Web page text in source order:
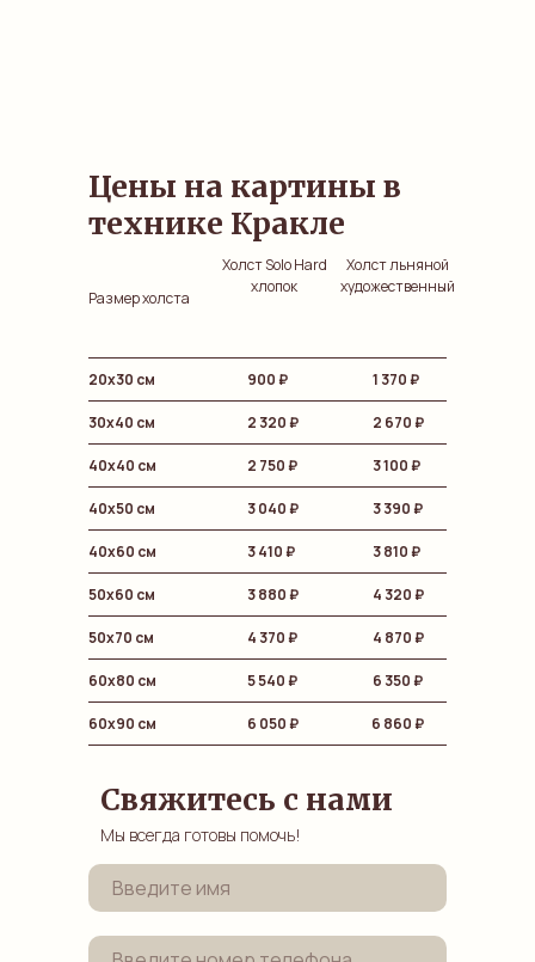
60х80 см 5 540 ₽ 6 350₽
60х90 см 6 050 ₽
30х40 см 2 320 ₽ 2 670₽
20х30 см 900₽ 1 370 ₽
Цены на картины в
технике Кракле
40х50 см 3 040 ₽ 3 390₽
40х60 см 3 410 ₽ 3 810₽
50х60 см 3 880 ₽ 4 320₽
50х70 см 4 370 ₽ 4 870₽
Размер холста
Холст Solo Hard
хлопок
Холст льняной
художественный
6 860 ₽
40х40 см 2 750 ₽ 3 100₽
Свяжитесь с нами
Мы всегда готовы помочь!